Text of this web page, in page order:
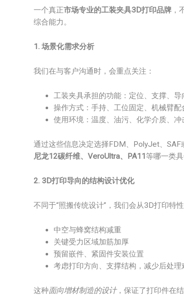
一个真正市场专业的工装夹具3D打印品牌 ，
综合能力。
1. 场景化需求分析
我们在与客户沟通时，会重点关注：
工装夹具承担的功能：定位、支撑、导
操作方式：手持、工位固定、机械臂配
使用环境：温度、油污、化学介质、冲
通过这些信息决定选择FDM、PolyJet、
尼龙12碳纤维、VeroUltra、PA11等哪一类具
2. 3D打印导向的结构设计优化
不同于“照搬传统设计”，我们会从3D打印特
中空与蜂窝结构减重
关键受力区域加筋加厚
预留嵌件、紧固件安装位置
考虑打印方向、支撑结构，减少后处理
这种面向增材制造的设计，保证了打印件在